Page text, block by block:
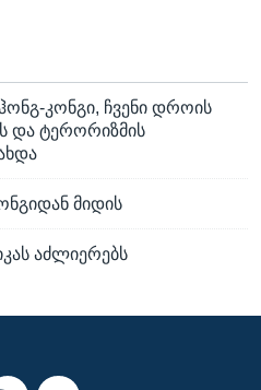
კონგი, ჩვენი დროის
და ტერორიზმის
მიდის
აძლიერებს